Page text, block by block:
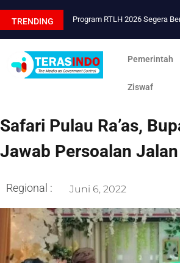
TRENDING Program RTLH 2026 Segera
Pemerintah
Ziswaf
Safari Pulau Ra’as,
Jawab Persoalan
Regional : Juni 6, 2022